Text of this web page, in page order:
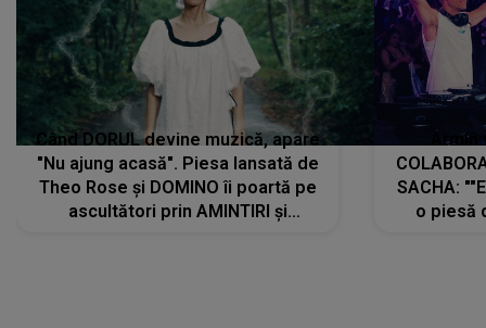
Când DORUL devine muzică, apare
"Nu ajung acasă". Piesa lansată de
Theo Rose și DOMINO îi poartă pe
ascultători prin AMINTIRI și
SACHA:
o piesă